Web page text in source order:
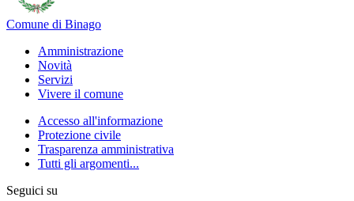
Comune di Binago
Amministrazione
Novità
Servizi
Vivere il comune
Accesso all'informazione
Protezione civile
Trasparenza amministrativa
Tutti gli argomenti...
Seguici su